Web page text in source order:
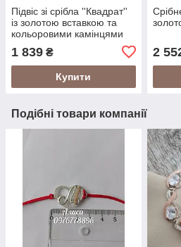
Підвіс зі срібла ''Квадрат''
із золотою вставкою та
кольоровими камінцями
1 839 ₴
Купити
2
Подібні товари компанії